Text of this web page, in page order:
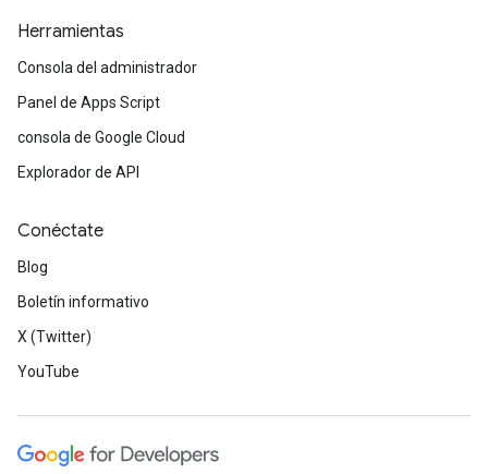
Herramientas
Consola del administrador
Panel de Apps Script
consola de Google Cloud
Explorador de API
Conéctate
Blog
Boletín informativo
X (Twitter)
YouTube